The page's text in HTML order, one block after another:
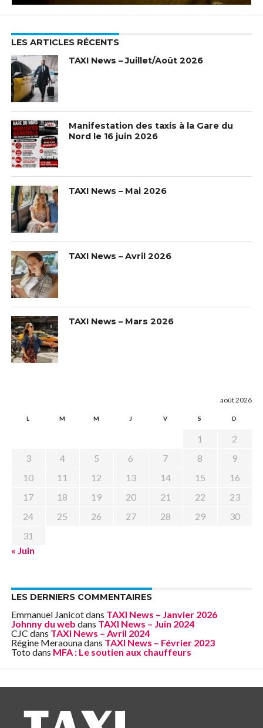
LES ARTICLES RÉCENTS
TAXI News – Juillet/Août 2026
Manifestation des taxis à la Gare du
Nord le 16 juin 2026
TAXI News – Mai 2026
TAXI News – Avril 2026
TAXI News – Mars 2026
août 2026
L M M J V S D
1
2
3
4 5 6 7 8
9
10
11 12 13 14 15
16
17
18 19 20 21 22
23
24
25 26 27 28 29
30
31
« Juin
LES DERNIERS COMMENTAIRES
Emmanuel Janicotdans TAXI News – Janvier 2026
Johnny du web dans TAXI News – Juin 2024
CJC dans TAXI News – Avril 2024
Régine Meraounadans TAXI News – Février 2023
Toto dans MFA : Le soutien aux chauffeurs